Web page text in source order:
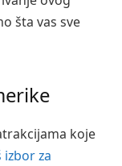
šta vas sve
koje
izbor za